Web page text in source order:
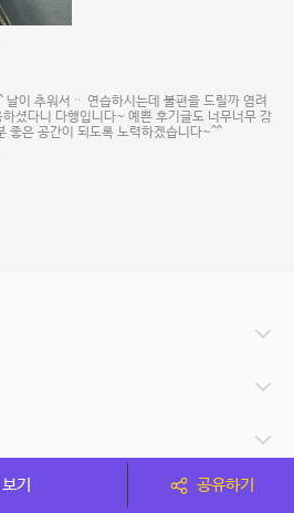
날이 추워서ᆢ 연습하시는데 불편을 드릴까 염려
셨다니 다행입니다~ 예쁜 후기글도 너무너무 감
좋은 공간이 되도록 노력하겠습니다~^^
기 공유하기